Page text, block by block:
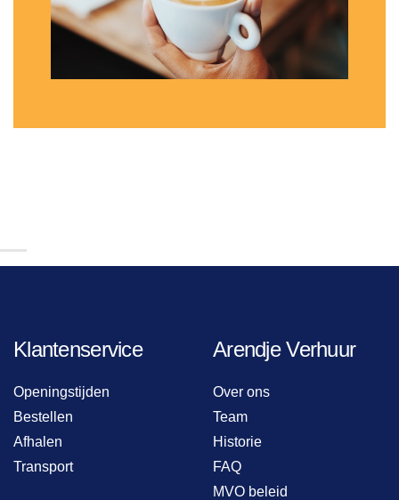
Klantenservice
Openingstijden
Bestellen
Afhalen
Transport
Arendje Verhuur
Over ons
Team
Historie
FAQ
MVO beleid